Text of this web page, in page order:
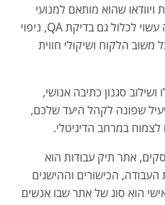
ויוודאו שהוא מותאם למנועי
חיפוש ומכשירים שונים. שלב זה עשוי לכלול גם בדיקת QA, ניפוי
הלקוח ושיקולי חווית
סגנון כתיבה אנושי,
שפונה לקהל היעד שלכם,
במרחב הדיגיטלי.
אתר תיק עבודות הוא
הכישורים וההישגים
הוא סוג של אתר שבו אנשים